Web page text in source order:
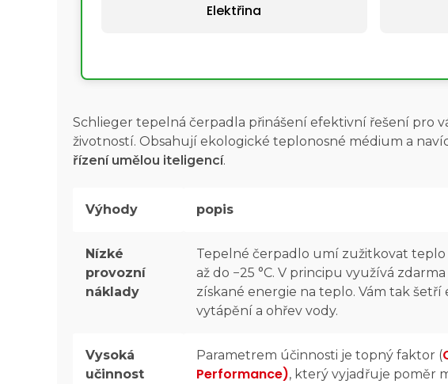
Elektřina
Schlieger tepelná čerpadla přinášení efektivní řešení pro
životností. Obsahují ekologické teplonosné médium a
řízení umělou iteligencí.
Výhody popis
Nízké
provozní
náklady
Tepelné čerpadlo umí zužitkovat
až do −25 °C. V principu využívá
získané energie na teplo. Vám tak
vytápění a ohřev vody.
Vysoká
učinnost
Parametrem účinnosti je topný faktor (
Performance), který vyjadřuje poměr